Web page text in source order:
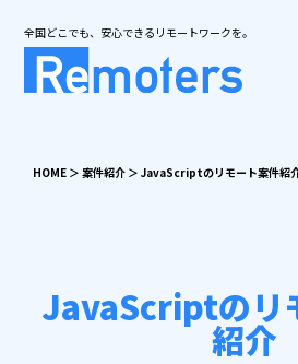
全国どこでも、安心できるリモートワークを。
HOME ＞ 案件紹介 ＞ JavaScriptのリモート案件紹
JavaScriptのリ
紹介